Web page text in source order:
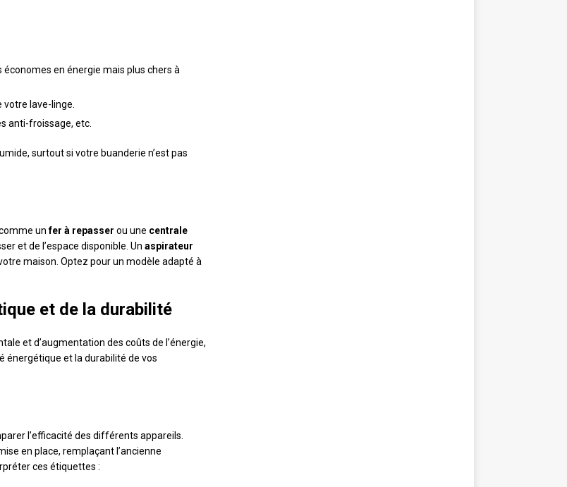
en énergie mais plus chers à
lave-linge.
anti-froissage, etc.
surtout si votre buanderie n’est pas
unfer à repasser ou une centrale
et de l’espace disponible. Un aspirateur
maison. Optez pour un modèle adapté à
et de la durabilité
et d’augmentation des coûts de l’énergie,
énergétique et la durabilité de vos
l’efficacité des différents appareils.
en place, remplaçant l’ancienne
ces étiquettes :